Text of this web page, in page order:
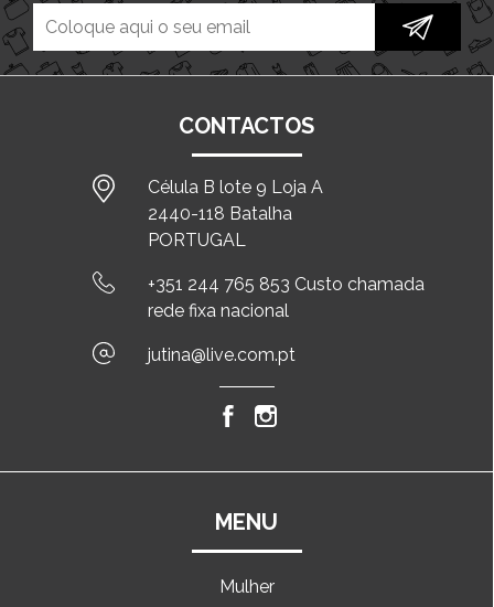
CONTACTOS
Célula B lote 9 Loja A
2440-118 Batalha
PORTUGAL
+351 244 765 853 Custo chamada
rede fixa nacional
jutina@live.com.pt
MENU
Mulher